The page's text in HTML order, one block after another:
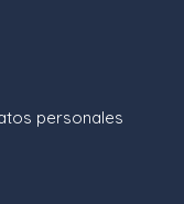
personales